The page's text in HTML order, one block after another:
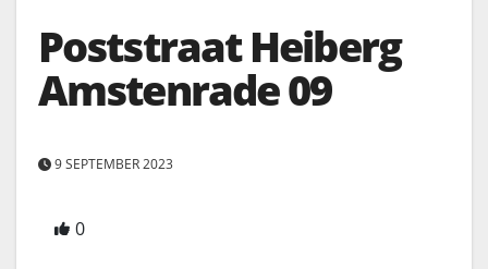
Poststraat Heiberg
Amstenrade 09
9 SEPTEMBER 2023
0